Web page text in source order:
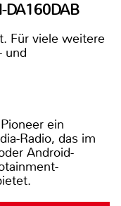
DA160DAB
Für viele weitere
und
ein
Radio, das im
Android-